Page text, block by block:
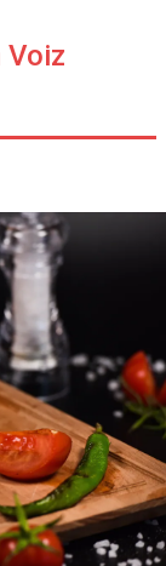
Voiz